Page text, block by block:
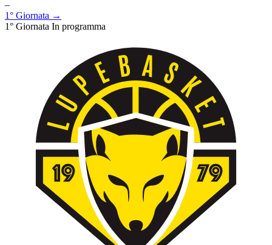
–
1° Giornata →
1° Giornata In programma